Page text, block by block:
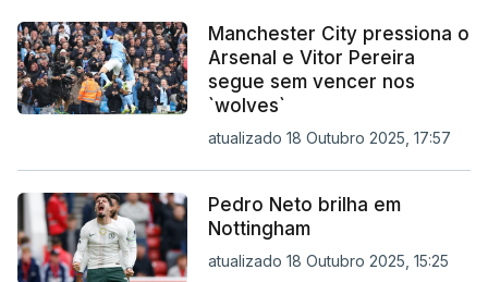
Manchester City pressiona o
Arsenal e Vitor Pereira
segue sem vencer nos
`wolves`
atualizado 18 Outubro 2025, 17:57
Pedro Neto brilha em
Nottingham
atualizado 18 Outubro 2025, 15:25